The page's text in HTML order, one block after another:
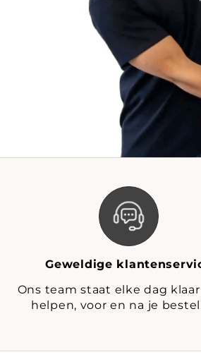
Geweldige
Ons team staat elke dag
helpen, voor en na je